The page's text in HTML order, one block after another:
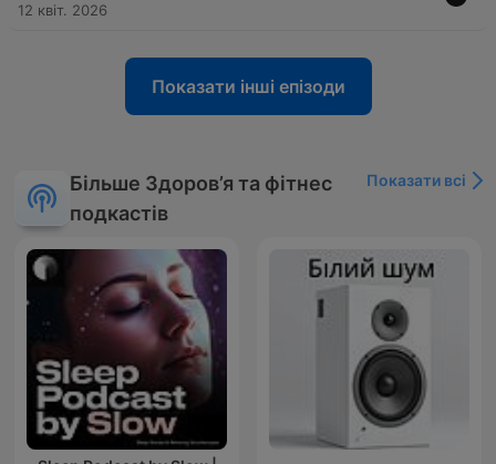
12 квіт. 2026
Показати інші епізоди
Більше Здоров’я та фітнес
подкастів
Показати всі